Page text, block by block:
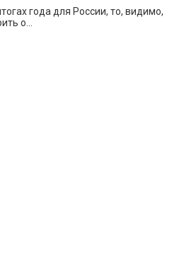
года для России, то, видимо,
о...